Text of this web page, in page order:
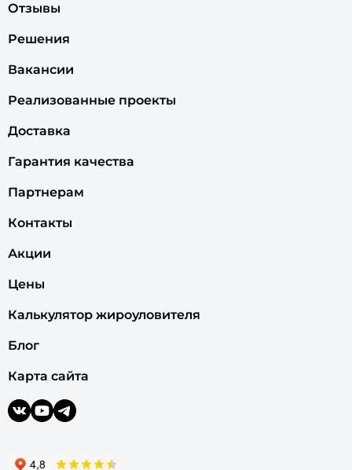
Отзывы
Решения
Вакансии
Реализованные проекты
Доставка
Гарантия качества
Партнерам
Контакты
Акции
Цены
Калькулятор жироуловителя
Блог
Карта сайта